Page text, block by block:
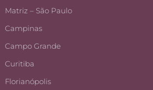
Matriz – São Paulo
Campinas
Campo Grande
Curitiba
Florianópolis